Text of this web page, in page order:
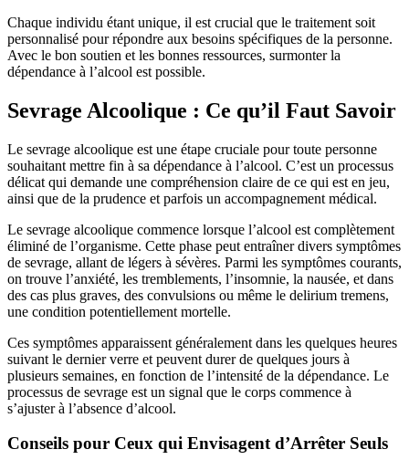
Chaque individu étant unique, il est crucial que le traitement soit
personnalisé pour répondre aux besoins spécifiques de la personne.
Avec le bon soutien et les bonnes ressources, surmonter la
dépendance à l’alcool est possible.
Sevrage Alcoolique : Ce qu’il Faut Savoir
Le sevrage alcoolique est une étape cruciale pour toute personne
souhaitant mettre fin à sa dépendance à l’alcool. C’est un processus
délicat qui demande une compréhension claire de ce qui est en jeu,
ainsi que de la prudence et parfois un accompagnement médical.
Le sevrage alcoolique commence lorsque l’alcool est complètement
éliminé de l’organisme. Cette phase peut entraîner divers symptômes
de sevrage, allant de légers à sévères. Parmi les symptômes courants,
on trouve l’anxiété, les tremblements, l’insomnie, la nausée, et dans
des cas plus graves, des convulsions ou même le delirium tremens,
une condition potentiellement mortelle.
Ces symptômes apparaissent généralement dans les quelques heures
suivant le dernier verre et peuvent durer de quelques jours à
plusieurs semaines, en fonction de l’intensité de la dépendance. Le
processus de sevrage est un signal que le corps commence à
s’ajuster à l’absence d’alcool.
Conseils pour Ceux qui Envisagent d’Arrêter Seuls